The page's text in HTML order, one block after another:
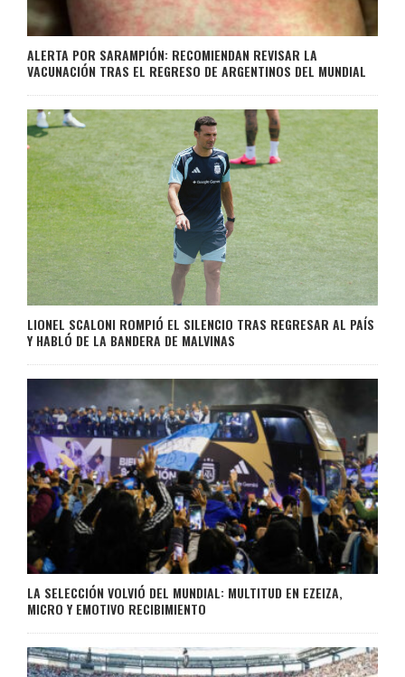
ALERTA POR SARAMPIÓN: RECOMIENDAN REVISAR LA
VACUNACIÓN TRAS EL REGRESO DE ARGENTINOS DEL MUNDIAL
LIONEL SCALONI ROMPIÓ EL SILENCIO TRAS REGRESAR AL PAÍS
Y HABLÓ DE LA BANDERA DE MALVINAS
LA SELECCIÓN VOLVIÓ DEL MUNDIAL: MULTITUD EN EZEIZA,
MICRO Y EMOTIVO RECIBIMIENTO